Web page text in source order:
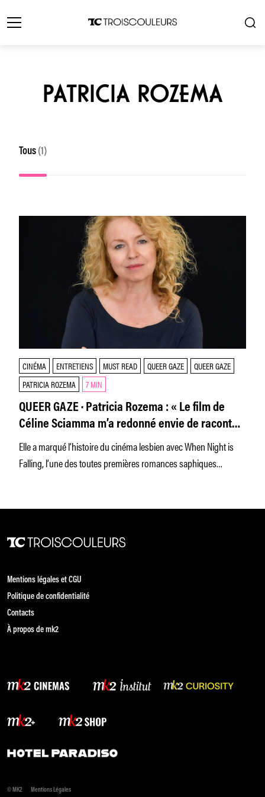
PATRICIA ROZEMA
Tous (1)
CINÉMA ENTRETIENS MUST READ QUEER GAZE
QUEER GAZE
PATRICIA ROZEMA
7 MIN
QUEER GAZE · Patricia Rozema : « Le film de
Céline Sciamma m’a redonné envie de raconter
des histoires intimes, lesbiennes. »
Elle a marqué l’histoire du cinéma lesbien avec When Night is
Falling, l’une des toutes premières romances saphiques
Mentions légales et CGU
Politique de confidentialité
Contacts
À propos de mk2
© MK2 Mentions Légales